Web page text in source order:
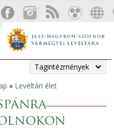
Tagintézmények
» Levéltári élet